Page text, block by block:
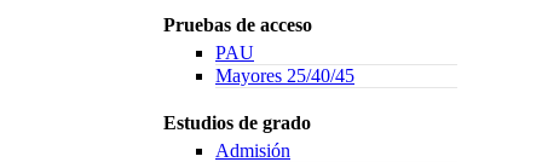
Pruebas de acceso
PAU
Mayores 25/40/45
Estudios de grado
Admisión